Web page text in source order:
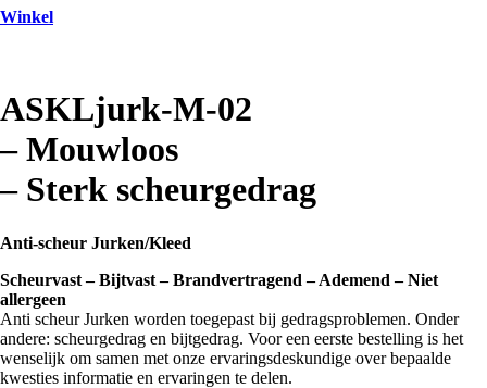
Winkel
ASKLjurk-M-02
– Mouwloos
– Sterk scheurgedrag
Anti-scheur Jurken/Kleed
Scheurvast – Bijtvast – Brandvertragend – Ademend – Niet
allergeen
Anti scheur Jurken worden toegepast bij gedragsproblemen. Onder
andere: scheurgedrag en bijtgedrag. Voor een eerste bestelling is het
wenselijk om samen met onze ervaringsdeskundige over bepaalde
kwesties informatie en ervaringen te delen.